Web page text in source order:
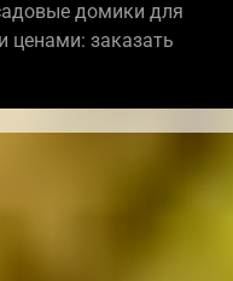
домики для
ценами: заказать